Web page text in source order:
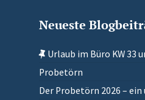
Neueste
Urlaub im Büro KW 33
Probetörn
Der Probetörn 2026 –